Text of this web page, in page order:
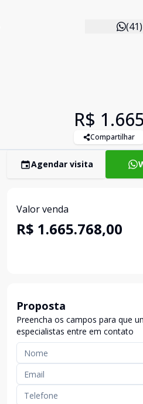
R$
Compartilhar
Agendar visita
Valor venda
R$ 1.665.768,00
Proposta
Preencha os campos para que
especialistas entre em contato